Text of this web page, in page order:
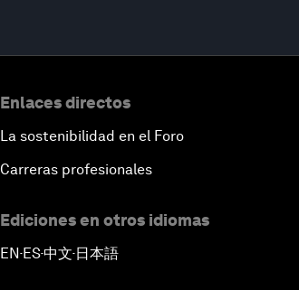
Enlaces directos
La sostenibilidad en el Foro
Carreras profesionales
Ediciones en otros idiomas
EN▪ES▪中文▪ 日本語